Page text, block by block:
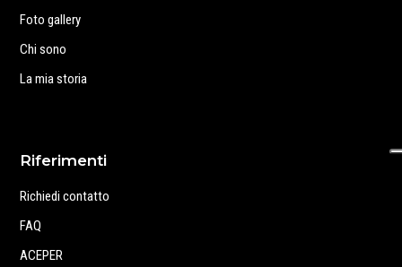
Foto gallery
Chi sono
La mia storia
Riferimenti
Richiedi contatto
FAQ
ACEPER